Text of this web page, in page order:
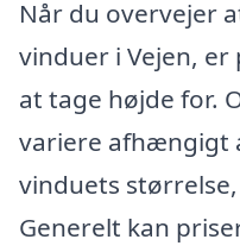
Når du overvejer
vinduer i Vejen,
at tage højde for.
variere afhængigt
vinduets
Generelt kan